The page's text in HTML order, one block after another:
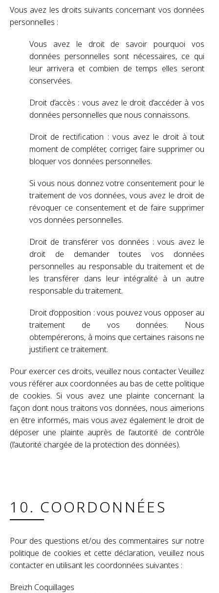
Vous avez les droits suivants concernant vos données
personnelles :
Vous avez le droit de savoir pourquoi vos
données personnelles sont nécessaires, ce qui
leur arrivera et combien de temps elles seront
conservées.
Droit d’accès : vous avez le droit d’accéder à vos
données personnelles que nous connaissons.
Droit de rectification : vous avez le droit à tout
moment de compléter, corriger, faire supprimer ou
bloquer vos données personnelles.
Si vous nous donnez votre consentement pour le
traitement de vos données, vous avez le droit de
révoquer ce consentement et de faire supprimer
vos données personnelles.
Droit de transférer vos données : vous avez le
droit de demander toutes vos données
personnelles au responsable du traitement et de
les transférer dans leur intégralité à un autre
responsable du traitement.
Droit d’opposition : vous pouvez vous opposer au
traitement de vos données. Nous
obtempérerons, à moins que certaines raisons ne
justifient ce traitement.
Pour exercer ces droits, veuillez nous contacter. Veuillez
vous référer aux coordonnées au bas de cette politique
de cookies. Si vous avez une plainte concernant la
façon dont nous traitons vos données, nous aimerions
en être informés, mais vous avez également le droit de
déposer une plainte auprès de l’autorité de contrôle
(l’autorité chargée de la protection des données).
10. COORDONNÉES
Pour des questions et/ou des commentaires sur notre
politique de cookies et cette déclaration, veuillez nous
contacter en utilisant les coordonnées suivantes :
Breizh Coquillages